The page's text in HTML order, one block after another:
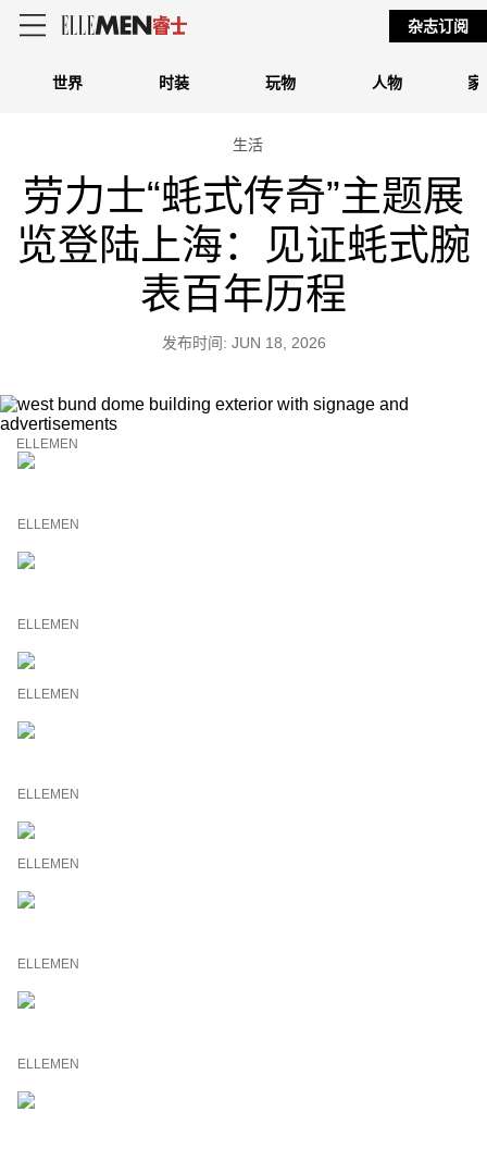
世界 时装 玩物 人物 家
杂志订阅
生活
劳力士“蚝式传奇”主题展
览登陆上海：见证蚝式腕
表百年历程
发布时间: JUN 18, 2026
ELLEMEN
ELLEMEN
ELLEMEN
ELLEMEN
ELLEMEN
ELLEMEN
ELLEMEN
ELLEMEN